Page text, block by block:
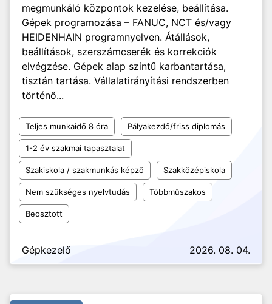
megmunkáló központok kezelése, beállítása.
Gépek programozása – FANUC, NCT és/vagy
HEIDENHAIN programnyelven. Átállások,
beállítások, szerszámcserék és korrekciók
elvégzése. Gépek alap szintű karbantartása,
tisztán tartása. Vállalatirányítási rendszerben
történő...
Teljes munkaidő 8 óra Pályakezdő/friss diplomás
1-2 év szakmai tapasztalat
Szakiskola / szakmunkás képző Szakközépiskola
Nem szükséges nyelvtudás Többműszakos
Beosztott
Gépkezelő 2026. 08. 04.